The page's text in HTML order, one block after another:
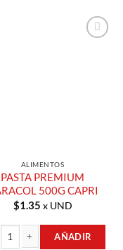
ALIMENTOS
PASTA PREMIUM
500G CAPRI
$1.35 x UND
AÑADIR